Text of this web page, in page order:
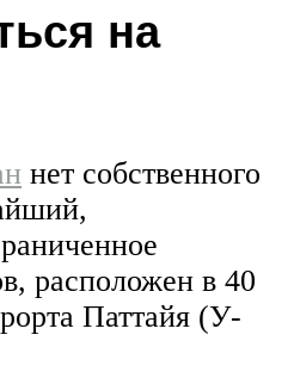
на
нет собственного
расположен в 40
Паттайя (У-